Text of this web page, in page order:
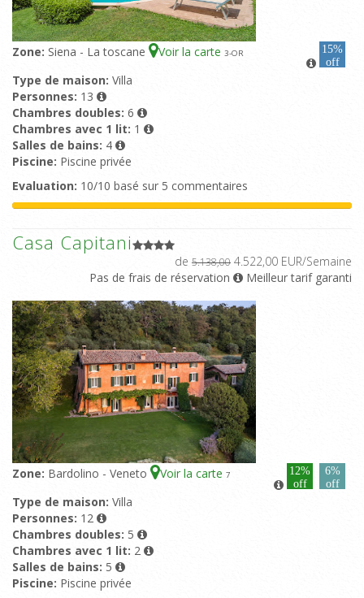
Zone: Siena - La toscane Voir la carte 3-OR
15%
off
Type de maison: Villa
Personnes: 13
Chambres doubles: 6
Chambres avec 1 lit: 1
Salles de bains: 4
Piscine: Piscine privée
Evaluation: 10/10 basé sur 5 commentaires
Casa Capitani
de 5.138,00 4.522,00 EUR/Semaine
Pas de frais de réservation
Meilleur tarif garanti
Zone: Bardolino - Veneto Voir la carte 7
12%
off
6%
off
Type de maison: Villa
Personnes: 12
Chambres doubles: 5
Chambres avec 1 lit: 2
Salles de bains: 5
Piscine: Piscine privée